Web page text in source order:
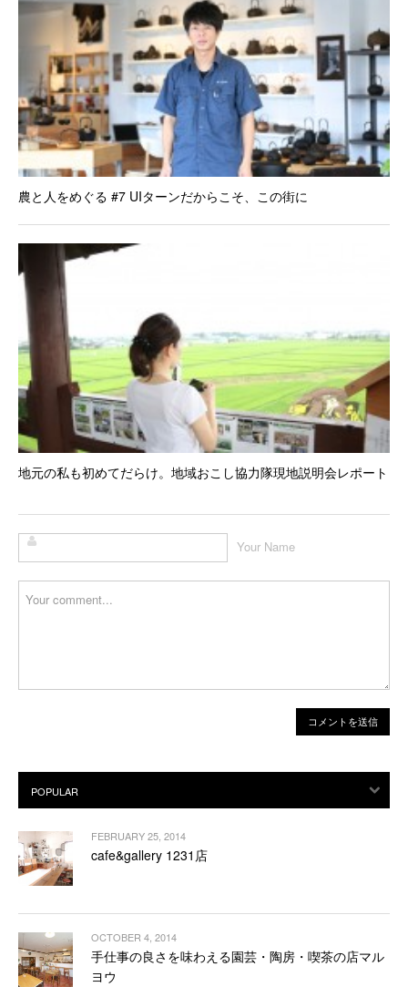
農と人をめぐる #7 UIターンだからこそ、この街に
地元の私も初めてだらけ。地域おこし協力隊現地説明会レポート
Your Name
FEBRUARY 25, 2014
cafe&gallery 1231店
OCTOBER 4, 2014
手仕事の良さを味わえる園芸・陶房・喫茶の店マル
ヨウ